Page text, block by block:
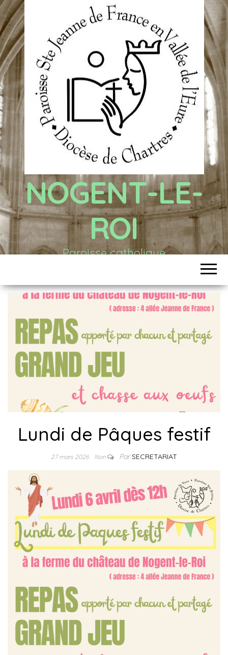
NOGENT-LE-
ROI
Paroisse catholique
Lundi de Pâques festif
27 mars 2026 Non ParSECRETARIAT